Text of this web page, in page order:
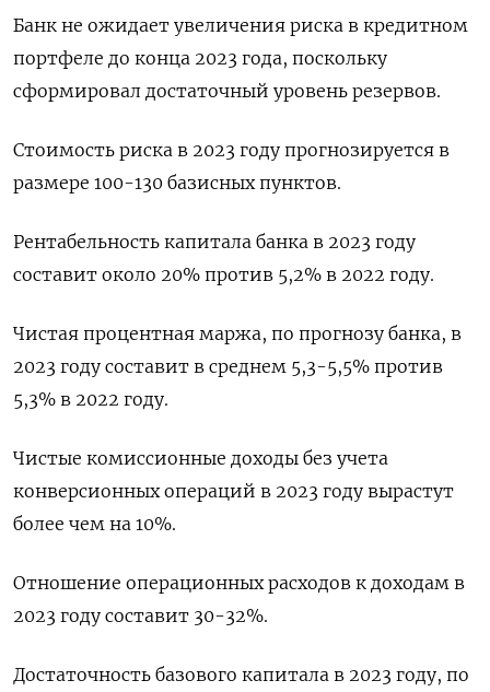
Банк не ожидает увеличения риска в кредитном
портфеле до конца 2023 года, поскольку
сформировал достаточный уровень резервов.
Стоимость риска в 2023 году прогнозируется в
размере 100-130 базисных пунктов.
Рентабельность капитала банка в 2023 году
составит около 20% против 5,2% в 2022 году.
Чистая процентная маржа, по прогнозу банка, в
2023 году составит в среднем 5,3-5,5% против
5,3% в 2022 году.
Чистые комиссионные доходы без учета
конверсионных операций в 2023 году вырастут
более чем на 10%.
Отношение операционных расходов к доходам в
2023 году составит 30-32%.
Достаточность базового капитала в 2023 году, по